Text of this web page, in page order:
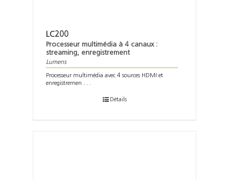
LC200
Processeur multimédia à 4 canaux :
streaming, enregistrement
Lumens
Processeur multimédia avec 4 sources HDMI et
enregistremen . . .
Détails